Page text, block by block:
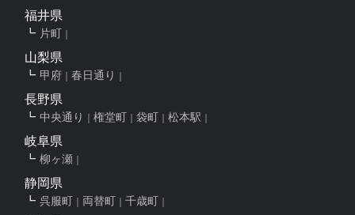
福井県
片町
山梨県
甲府 春日通り
長野県
中央通り 権堂町 袋町 松本駅
岐阜県
柳ヶ瀬
静岡県
呉服町 両替町 千歳町